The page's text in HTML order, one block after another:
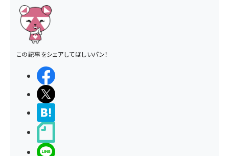
この記事をシェアしてほしいパン！